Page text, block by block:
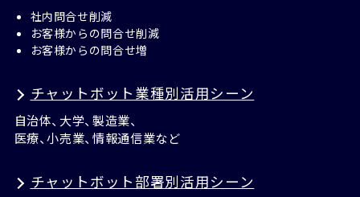
社内問合せ削減
お客様からの問合せ削減
お客様からの問合せ増
チャットボット業種別活用シーン
自治体、大学、製造業、
医療、小売業、情報通信業など
チャットボット部署別活用シーン